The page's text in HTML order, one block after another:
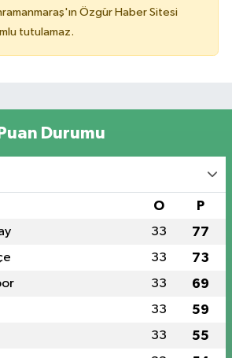
Özgür Haber Sitesi
tutulamaz.
Durumu
O P
33 77
33 73
33 69
33 59
33 55